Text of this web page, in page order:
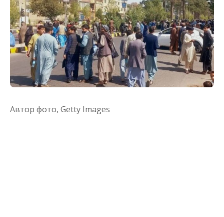
Автор фото, Getty Images